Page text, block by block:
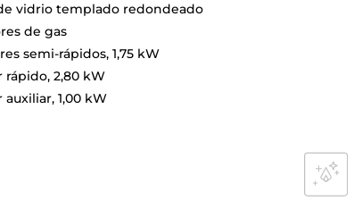
vidrio templado redondeado
de gas
semi-rápidos, 1,75 kW
rápido, 2,80 kW
auxiliar, 1,00 kW